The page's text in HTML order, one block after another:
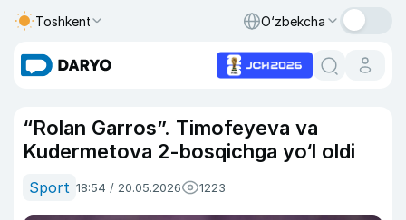
Toshkent O‘zbekcha
“Rolan Garros”. Timofeyeva va
Kudermetova 2-bosqichga yo‘l oldi
Sport 18:54 / 20.05.2026 1223